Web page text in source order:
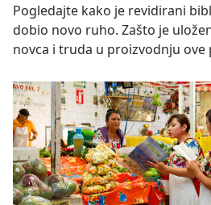
Pogledajte kako je revidirani
dobio novo ruho. Zašto je
novca i truda u proizvodnju ove